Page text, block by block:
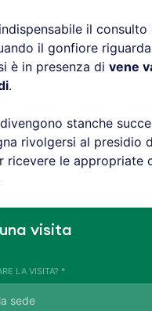
il consulto
il gonfiore riguarda
è in presenza di vene
.
stanche
rivolgersi al presidio
ricevere le appropriate
visita
LA VISITA? *